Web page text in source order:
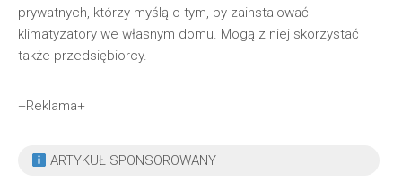
prywatnych, którzy myślą o tym, by zainstalować
klimatyzatory we własnym domu. Mogą z niej skorzystać
także przedsiębiorcy.
+Reklama+
ARTYKUŁ SPONSOROWANY